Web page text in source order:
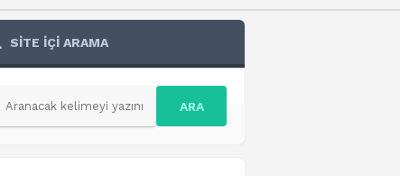
SİTE İÇİ ARAMA
ARA